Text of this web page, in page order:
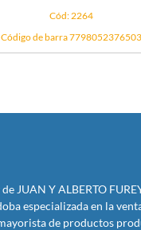
Cód: 2264
Código de barra 7798052376503
JUAN Y ALBERTO
especializada en la
de productos